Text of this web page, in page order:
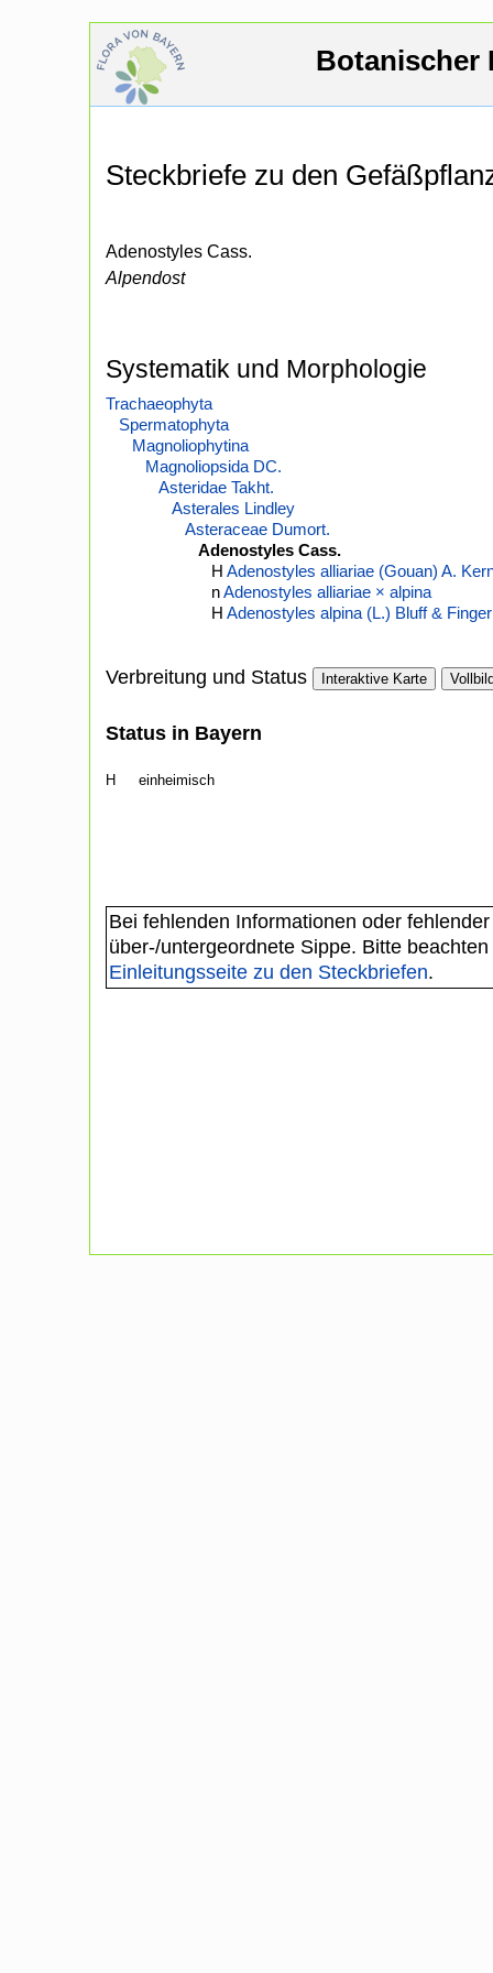
Botanischer
Steckbriefe zu den
Adenostyles Cass.
Alpendost
Systematik und Morphologie
Trachaeophyta
Spermatophyta
Magnoliophytina
Magnoliopsida DC.
Asteridae Takht.
Asterales Lindley
Asteraceae Dumort.
Adenostyles Cass.
H Adenostyles alliariae (Gouan) A.
nAdenostyles alliariae × alpina
H Adenostyles alpina (L.) Bluff &
Verbreitung und Status Interaktive Karte
Status in Bayern
H einheimisch
Bei fehlenden Informationen oder
über-/untergeordnete Sippe. Bitte
Einleitungsseite zu den Steckbriefen.